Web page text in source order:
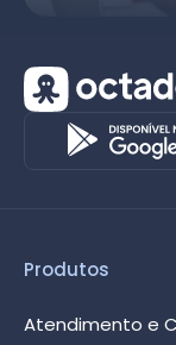
Produtos
Atendimento e